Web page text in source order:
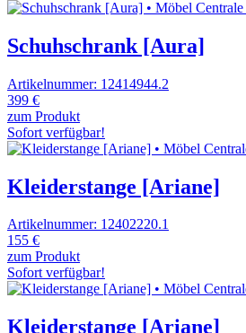
Schuhschrank [Aura]
Artikelnummer: 12414944.2
399 €
zum Produkt
Sofort verfügbar!
Kleiderstange [Ariane]
Artikelnummer: 12402220.1
155 €
zum Produkt
Sofort verfügbar!
Kleiderstange [Ariane]